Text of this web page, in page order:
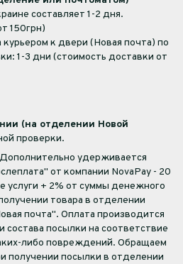
составляет 1-2 дня.
150грн)
к двери (Новая почта) по
1-3 дни (стоимость доставки от
(на отделении Новой
проверки.
Дополнительно удерживается
от компании NovaPay - 20
услуги + 2% от суммы денежного
товара в отделении
почта". Оплата производится
состава посылки на соответствие
либо повреждений. Обращаем
получении посылки в отделении